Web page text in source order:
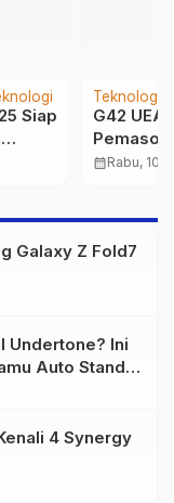
Perluas
Chip AI, Tak
Andalkan
Sep 2025
Galaxy Z Fold7
Undertone? Ini
Auto Stand
4 Synergy